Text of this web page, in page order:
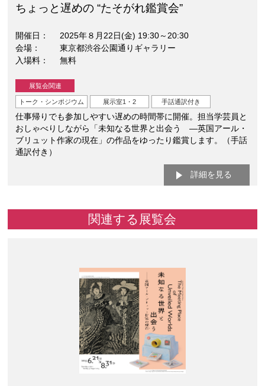
ちょっと遅めの “たそがれ鑑賞会”
開催日
2025年８月22日(金) 19:30～20:30
会場
東京都渋谷公園通りギャラリー
入場料
無料
展覧会関連
トーク・シンポジウム 展示室1・2 手話通訳付き
仕事帰りでも参加しやすい遅めの時間帯に開催。担当学芸員と
おしゃべりしながら「未知なる世界と出会う —英国アール・
ブリュット作家の現在」の作品をゆったり鑑賞します。（手話
通訳付き）
詳細を見る
関連する展覧会